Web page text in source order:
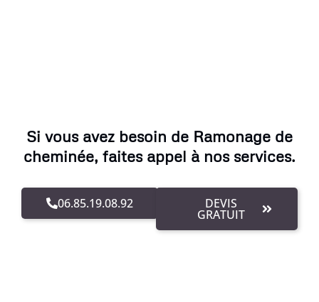
Si vous avez besoin de Ramonage de
cheminée, faites appel à nos services.
06.85.19.08.92 DEVIS
GRATUIT